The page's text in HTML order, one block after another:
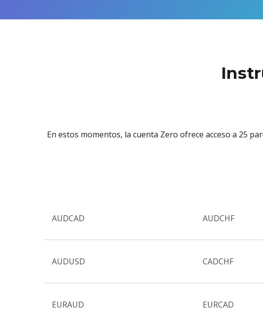
En estos momentos, la cuenta Zero ofrece acceso a 25
AUDCAD AUDCHF
AUDUSD CADCHF
EURAUD EURCAD